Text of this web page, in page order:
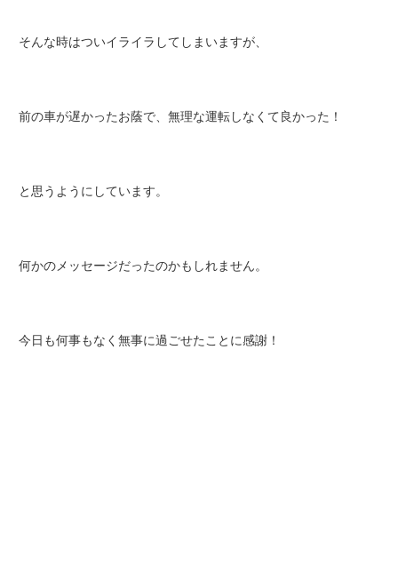
そんな時はついイライラしてしまいますが、
前の車が遅かったお蔭で、無理な運転しなくて良かった！
と思うようにしています。
何かのメッセージだったのかもしれません。
今日も何事もなく無事に過ごせたことに感謝！